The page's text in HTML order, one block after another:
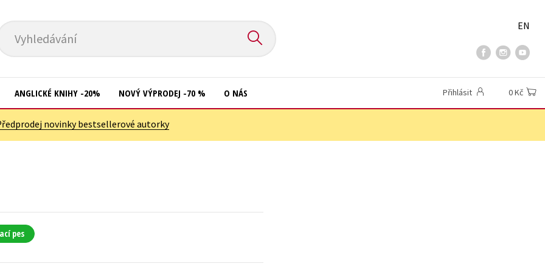
Vyhledávání
EN
ANGLICKÉ KNIHY -20% NOVÝ VÝPRODEJ -70 % O NÁS Přihlásit 0 Kč
novinky bestsellerové autorky
pes